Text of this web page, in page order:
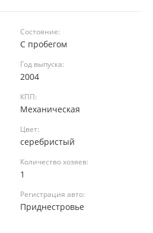
Состояние:
С пробегом
Год выпуска:
2004
КПП:
Механическая
Цвет:
серебристый
Количество хозяев:
1
Регистрация авто:
Приднестровье